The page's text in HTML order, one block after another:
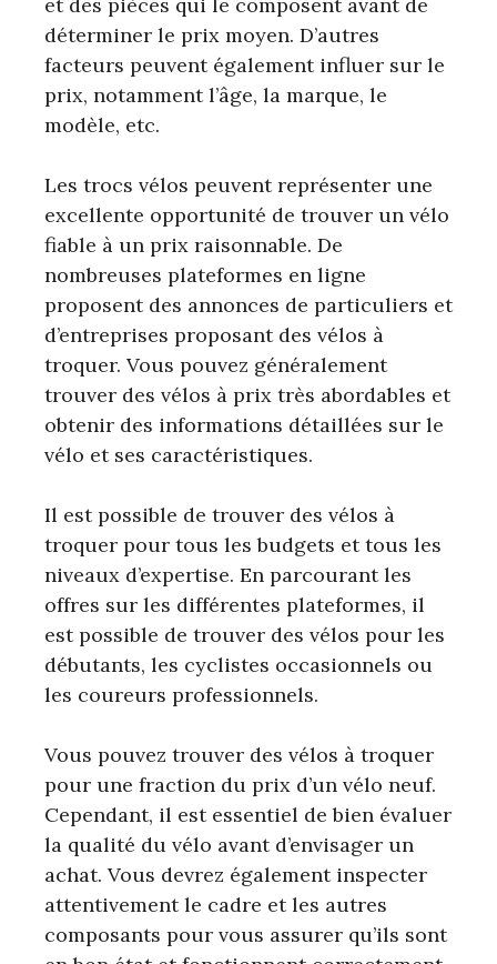
déterminer le prix moyen. D’autres
facteurs peuvent également influer sur le
prix, notamment l’âge, la marque, le
modèle, etc.
Les trocs vélos peuvent représenter une
excellente opportunité de trouver un vélo
fiable à un prix raisonnable. De
nombreuses plateformes en ligne
proposent des annonces de particuliers et
d’entreprises proposant des vélos à
troquer. Vous pouvez généralement
trouver des vélos à prix très abordables et
obtenir des informations détaillées sur le
vélo et ses caractéristiques.
Il est possible de trouver des vélos à
troquer pour tous les budgets et tous les
niveaux d’expertise. En parcourant les
offres sur les différentes plateformes, il
est possible de trouver des vélos pour les
débutants, les cyclistes occasionnels ou
les coureurs professionnels.
Vous pouvez trouver des vélos à troquer
pour une fraction du prix d’un vélo neuf.
Cependant, il est essentiel de bien évaluer
la qualité du vélo avant d’envisager un
achat. Vous devrez également inspecter
attentivement le cadre et les autres
composants pour vous assurer qu’ils sont